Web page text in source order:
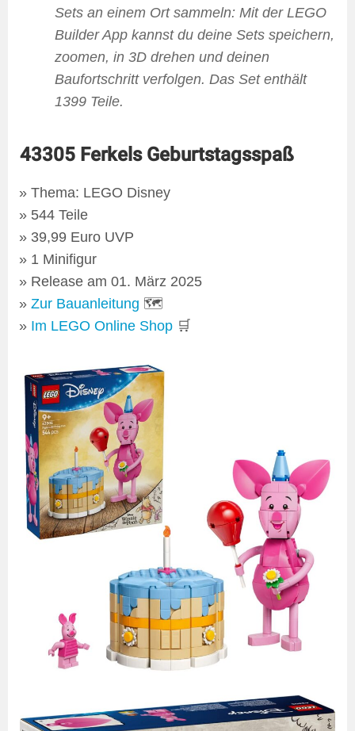
Sets an einem Ort sammeln: Mit der LEGO
Builder App kannst du deine Sets speichern,
zoomen, in 3D drehen und deinen
Baufortschritt verfolgen. Das Set enthält
1399 Teile.
43305 Ferkels Geburtstagsspaß
Thema: LEGO Disney
544 Teile
39,99 Euro UVP
1 Minifigur
Release am 01. März 2025
Zur Bauanleitung 🗺
Im LEGO Online Shop 🛒